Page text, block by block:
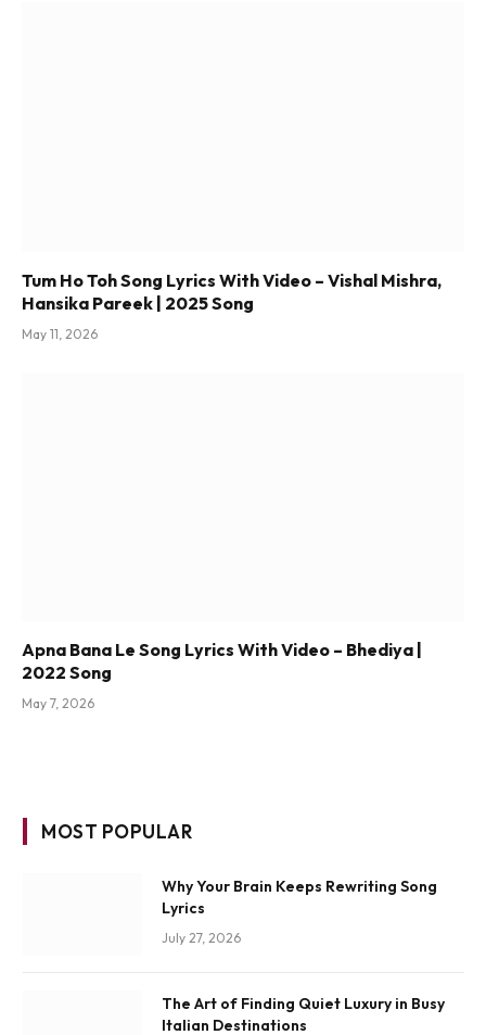
Tum Ho Toh Song Lyrics With Video – Vishal Mishra,
Hansika Pareek | 2025 Song
May 11, 2026
Apna Bana Le Song Lyrics With Video – Bhediya |
2022 Song
May 7, 2026
MOST POPULAR
Why Your Brain Keeps Rewriting Song
Lyrics
July 27, 2026
The Art of Finding Quiet Luxury in Busy
Italian Destinations